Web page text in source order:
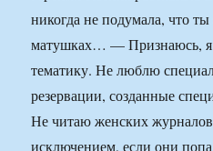
никогда не подумала, что
матушках… — Признаюсь,
тематику. Не люблю
резервации, созданные
Не читаю женских
исключением, если они